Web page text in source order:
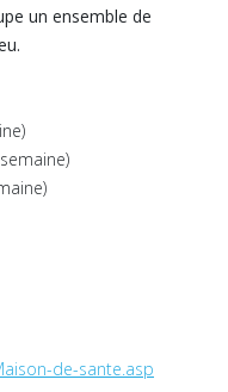
un ensemble de
de-sante.asp